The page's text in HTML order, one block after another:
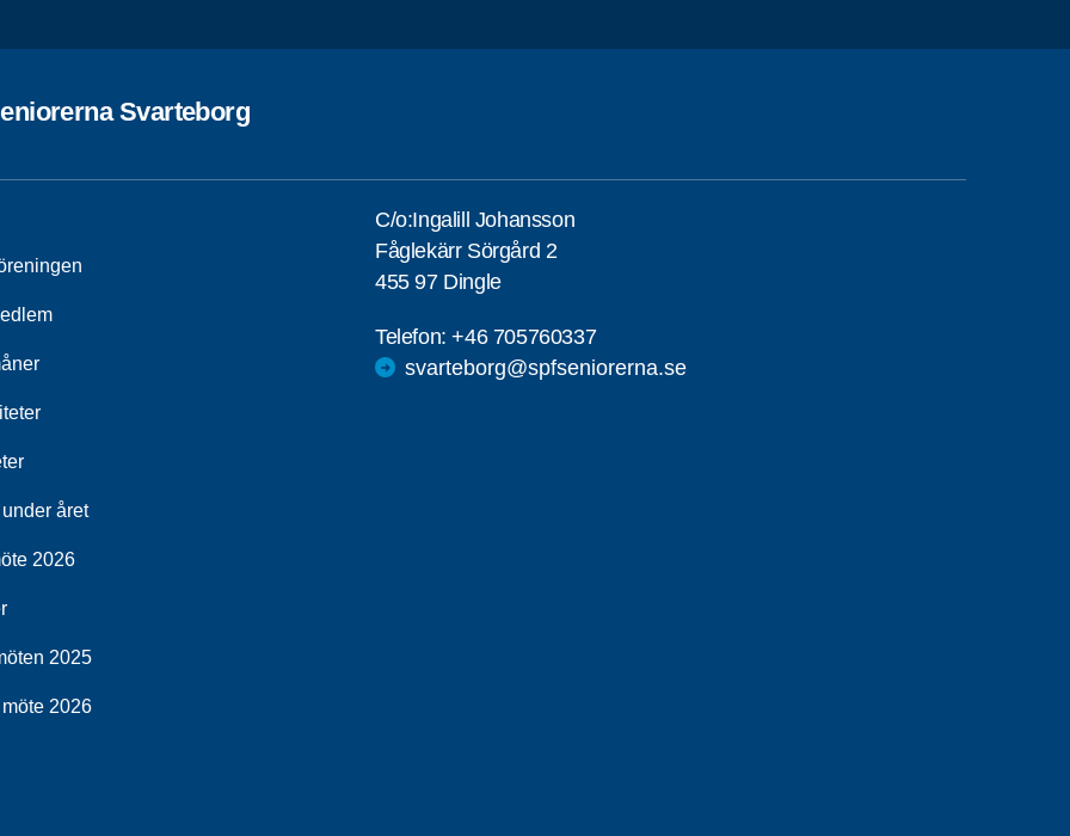
Svarteborg
året
2026
2025
2026
C/o:Ingalill Johansson
Fåglekärr Sörgård 2
455 97 Dingle
Telefon:+46 705760337
svarteborg@spfseniorerna.se